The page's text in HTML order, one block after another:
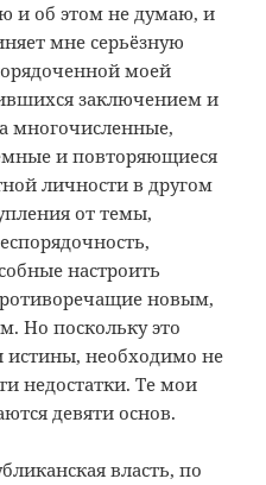
и об этом не думаю, и
мне серьёзную
моей
заключением и
многочисленные,
и повторяющиеся
личности в другом
от темы,
настроить
новым,
Но поскольку это
истины, необходимо не
недостатки. Те мои
девяти основ.
власть, по